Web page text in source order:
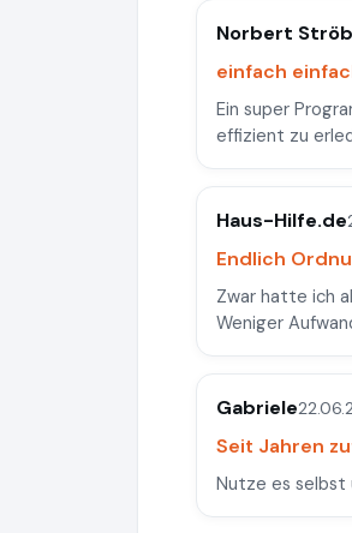
Norbert
einfach
Ein super
effizient zu
Haus-Hilfe.de
Endlich
Zwar hatte ich
Weniger
Gabriele
Seit Jahren
Nutze es selbst